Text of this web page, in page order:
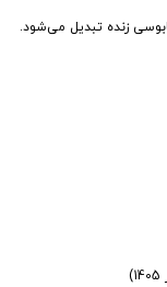
زنده تبدیل می‌شود.